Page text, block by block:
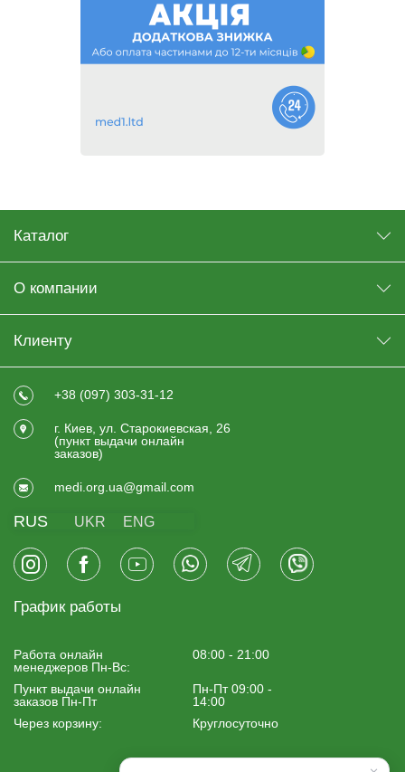
Каталог
О компании
Клиенту
+38 (097) 303-31-12
г. Киев, ул. Старокиевская, 26
(пункт выдачи онлайн
заказов)
medi.org.ua@gmail.com
RUS UKR ENG
График работы
Работа онлайн
менеджеров Пн-Вс:
08:00 - 21:00
Пункт выдачи онлайн
заказов Пн-Пт
Пн-Пт 09:00 -
14:00
Через корзину:
Круглосуточно